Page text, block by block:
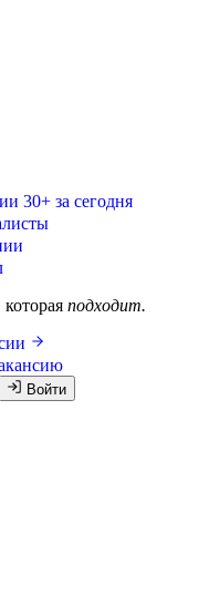
30+ за сегодня
подходит.
Войти